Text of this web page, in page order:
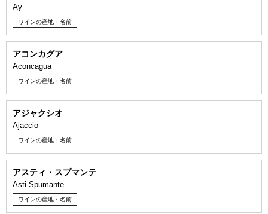
Ay
ワインの産地・名前
アコンカグア
Aconcagua
ワインの産地・名前
アジャクシオ
Ajaccio
ワインの産地・名前
アスティ・スプマンテ
Asti Spumante
ワインの産地・名前